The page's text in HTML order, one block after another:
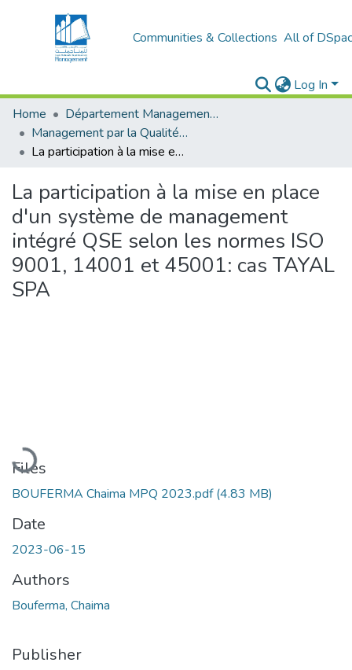
Communities & Collections All of
Log In
Home
Département Management Des Organisations
Management par la Qualité (MPQ)
La participation à la mise en place d'un système de management intégré QSE selon les normes ISO 9001, 14001 et 45001: cas TAYAL SPA
La participation à la mise en place
d'un système de management
intégré QSE selon les normes ISO
9001, 14001 et 45001: cas TAYAL
SPA
Loading...
Files
BOUFERMA Chaima MPQ 2023.pdf(4.83 MB)
Date
2023-06-15
Authors
Bouferma, Chaima
Publisher